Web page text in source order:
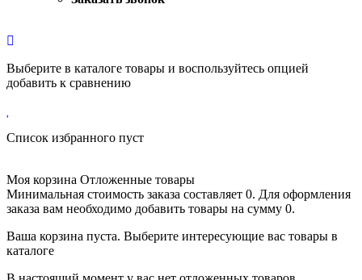
Выберите в каталоге товары и воспользуйтесь опцией
добавить к сравнению
Список избранного пуст
Моя корзина Отложенные товары
Минимальная стоимость заказа составляет 0. Для оформления
заказа вам необходимо добавить товары на сумму 0.
Ваша корзина пуста. Выберите интересующие вас товары в
каталоге